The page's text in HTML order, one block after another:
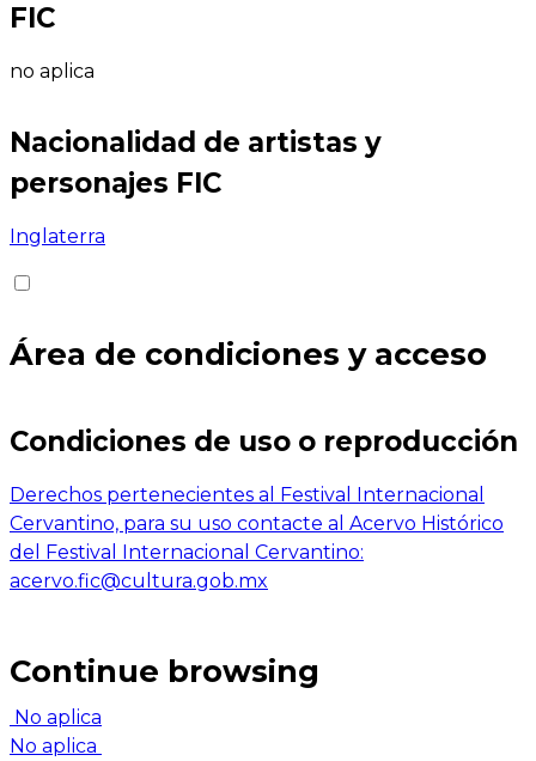
FIC
no aplica
Nacionalidad de artistas y
personajes FIC
Inglaterra
Área de condiciones y acceso
Condiciones de uso o reproducción
Derechos pertenecientes al Festival Internacional
Cervantino, para su uso contacte al Acervo Histórico
del Festival Internacional Cervantino:
acervo.fic@cultura.gob.mx
Continue browsing
No aplica
No aplica